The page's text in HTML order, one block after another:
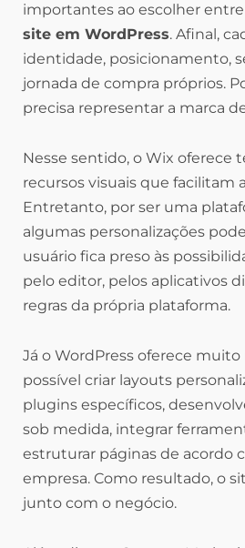
importantes ao escolher entre
site em WordPress. Afinal,
identidade, posicionamento,
jornada de compra próprios.
precisa representar a marca
Nesse sentido, o Wix oferece
recursos visuais que facilitam
Entretanto, por ser uma
algumas personalizações
usuário fica preso às
pelo editor, pelos aplicativos
regras da própria plataforma.
Já o WordPress oferece muito
possível criar layouts
plugins específicos,
sob medida, integrar
estruturar páginas de acordo
empresa. Como resultado, o
junto com o negócio.